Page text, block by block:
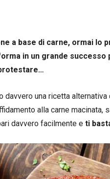
a base di carne, ormai lo
in un grande
davvero una ricetta
alla carne
davvero facilmente e ti